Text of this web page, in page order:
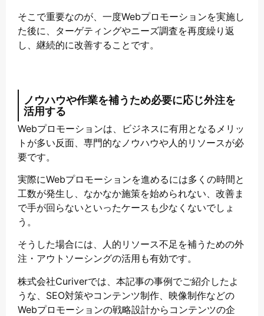
そこで重要なのが、一度Webプロモーションを実施し
た後に、ターゲティングやニーズ調査を再度繰り返
し、継続的に改善することです。
ノウハウや作業を補うため必要に応じ外注を
活用する
Webプロモーションは、ビジネスに有用となるメリッ
トが多い反面、専門的なノウハウや人的リソースが必
要です。
実際にWebプロモーションを進めるには多くの時間と
工数が発生し、なかなか施策を始められない、改善ま
で手が回らないといったケースも少なくないでしょ
う。
そうした場合には、人的リソース不足を補うための外
注・アウトソーシングの活用も有効です。
株式会社Curiverでは、本記事の事例でご紹介したよ
うな、SEO対策やコンテンツ制作、映像制作などの
Webプロモーションの戦略設計からコンテンツの企